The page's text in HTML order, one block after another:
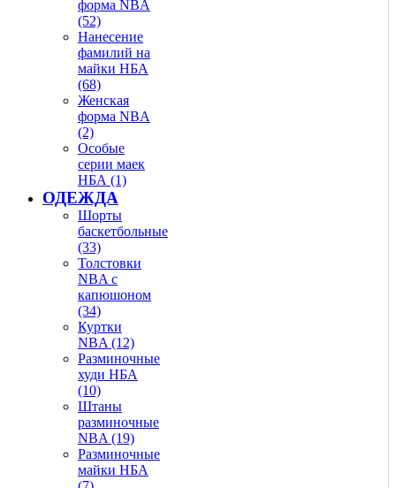
форма NBA
(52)
Нанесение
фамилий на
майки НБА
(68)
Женская
форма NBA
(2)
Особые
серии маек
НБА (1)
ОДЕЖДА
Шорты
баскетбольные
(33)
Толстовки
NBA с
капюшоном
(34)
Куртки
NBA (12)
Разминочные
худи НБА
(10)
Штаны
разминочные
NBA (19)
Разминочные
майки НБА